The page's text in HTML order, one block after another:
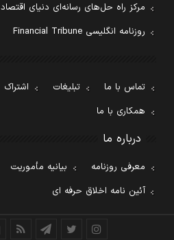
مرکز راه حل‌های رسانه‌ای دنیای اقتصاد
روزنامه انگلیسی Financial Tribune
تماس با ما تبلیغات اشتراک
همکاری با ما
درباره ما
معرفی روزنامه
بیانیه مأموریت
آئین نامه اخلاق حرفه ای